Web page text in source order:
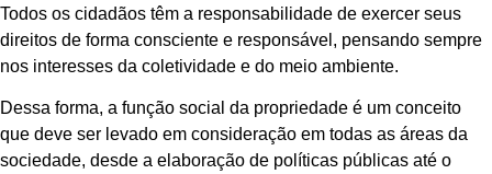
Todos os cidadãos têm a responsabilidade de exercer seus
direitos de forma consciente e responsável, pensando sempre
nos interesses da coletividade e do meio ambiente.
Dessa forma, a função social da propriedade é um conceito
que deve ser levado em consideração em todas as áreas da
sociedade, desde a elaboração de políticas públicas até o